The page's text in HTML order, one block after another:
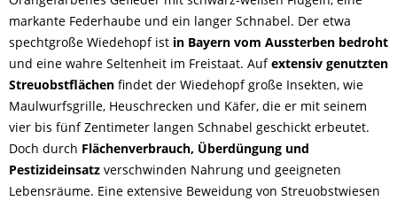
markante Federhaube und ein langer Schnabel. Der etwa
spechtgroße Wiedehopf ist in Bayern vom Aussterben bedroht
und eine wahre Seltenheit im Freistaat. Aufextensiv genutzten
Streuobstflächen findet der Wiedehopf große Insekten, wie
Maulwurfsgrille, Heuschrecken und Käfer, die er mit seinem
vier bis fünf Zentimeter langen Schnabel geschickt erbeutet.
Doch durch Flächenverbrauch, Überdüngung und
Pestizideinsatz verschwinden Nahrung und geeigneten
Lebensräume. Eine extensive Beweidung von Streuobstwiesen